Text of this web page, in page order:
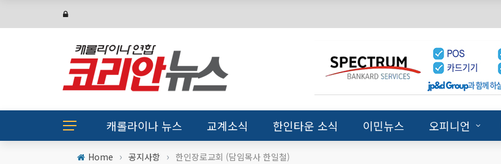
캐롤라이나 뉴스 교계소식 한인타운 소식 이민뉴스 오피니언
Home › 공지사항 › 한인장로교회 (담임목사 한일철)